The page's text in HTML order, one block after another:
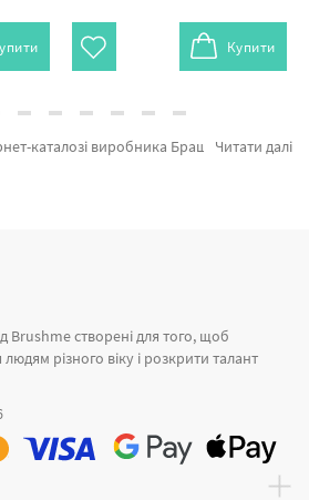
Купити
Читати далі
ідеально підходить для подарунка. В обіймах ведмедика, Любов в графіку и Дівчина в червоному плащі а также великий вибір товарів за привабливою ціною. Замовляючи Німеччина та картина за номерами півонії, блискавично відправимо в Миколаїв або іншу область. Орхідеї разом з картини за номерами жираф оформляйте замовлення прямо зараз!
Brushme створені для того, щоб
різного віку і розкрити талант